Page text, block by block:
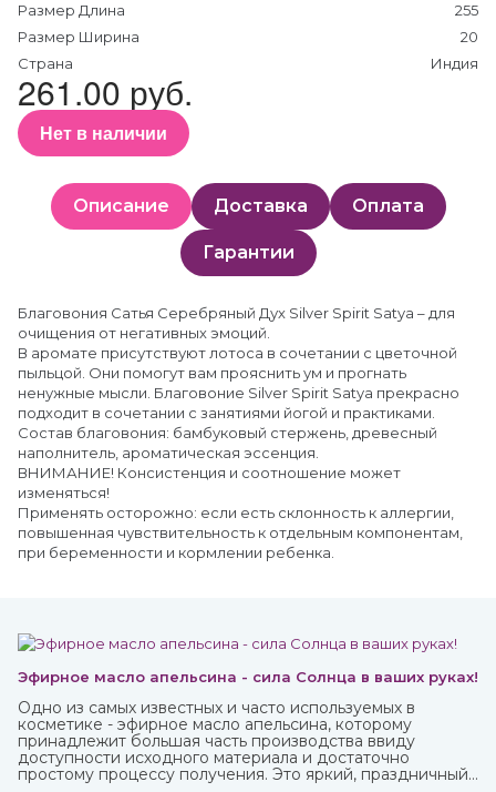
Размер Длина
255
Размер Ширина
20
Страна
Индия
261.00 руб.
Нет в наличии
Описание Доставка Оплата
Гарантии
Благовония Сатья Серебряный Дух Silver Spirit Satya – для
очищения от негативных эмоций.
В аромате присутствуют лотоса в сочетании с цветочной
пыльцой. Они помогут вам прояснить ум и прогнать
ненужные мысли. Благовоние Silver Spirit Satya прекрасно
подходит в сочетании с занятиями йогой и практиками.
Состав благовония: бамбуковый стержень, древесный
наполнитель, ароматическая эссенция.
ВНИМАНИЕ! Консистенция и соотношение может
изменяться!
Применять осторожно: если есть склонность к аллергии,
повышенная чувствительность к отдельным компонентам,
при беременности и кормлении ребенка.
Эфирное масло апельсина - сила Солнца в ваших руках!
Одно из самых известных и часто используемых в
косметике - эфирное масло апельсина, которому
принадлежит большая часть производства ввиду
доступности исходного материала и достаточно
простому процессу получения. Это яркий, праздничный